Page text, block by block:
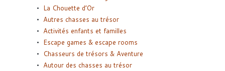
La Chouette d’Or
Autres chasses au trésor
Activités enfants et familles
Escape games & escape rooms
Chasseurs de trésors & Aventure
Autour des chasses au trésor